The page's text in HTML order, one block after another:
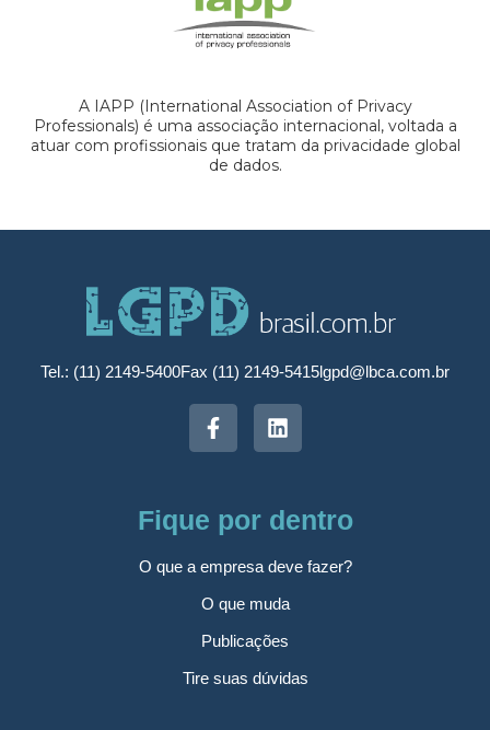
A IAPP (International Association of Privacy
Professionals) é uma associação internacional, voltada a
atuar com profissionais que tratam da privacidade global
de dados.
Tel.: (11) 2149-5400Fax (11) 2149-5415lgpd@lbca.com.br
Fique por dentro
O que a empresa deve fazer?
O que muda
Publicações
Tire suas dúvidas